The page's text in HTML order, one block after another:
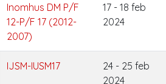
Inomhus DM P/F
12-P/F 17 (2012-
2007)
17 - 18 feb
2024
IJSM-IUSM17
24 - 25 feb
2024